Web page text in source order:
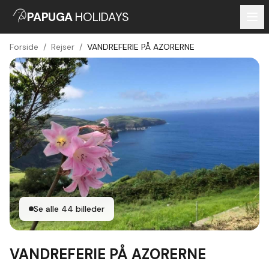
PAPUGAHOLIDAYS
Forside / Rejser / VANDREFERIE PÅ AZORERNE
Se alle 44 billeder
VANDREFERIE PÅ AZORERNE